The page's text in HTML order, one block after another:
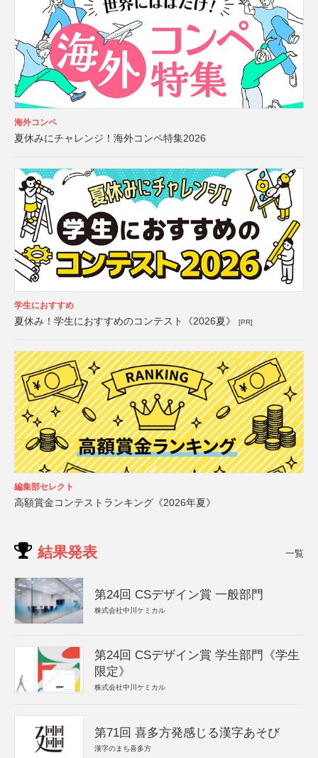
海外コンペ
夏休みにチャレンジ！海外コンペ特集2026
学生におすすめ
夏休み！学生におすすめのコンテスト《2026夏》 [PR]
編集部セレクト
高額賞金コンテストランキング《2026年夏》
結果発表 一覧
第24回 CSデザイン賞 一般部門
株式会社中川ケミカル
第24回 CSデザイン賞 学生部門《学生
限定》
株式会社中川ケミカル
第71回 喜多方発感じる漢字あそび
漢字のまち喜多方